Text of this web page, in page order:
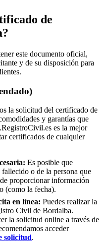
de
?
este documento oficial,
y de su disposición para
la solicitud del certificado de
y garantías que
es la mejor
certificados de cualquier
Es posible que
o de la persona que
proporcionar información
(como la fecha).
en línea: Puedes realizar la
Civil de Bordalba.
la solicitud online a través de
acceder
solicitud.